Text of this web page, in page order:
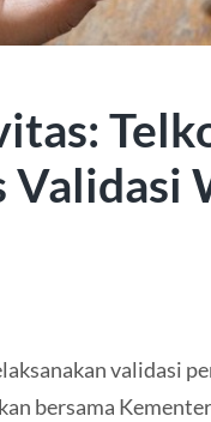
validasi
bersama